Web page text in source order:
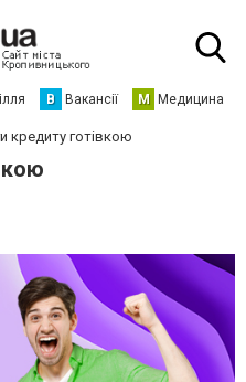
В Вакансії М Медицина
кредиту готівкою